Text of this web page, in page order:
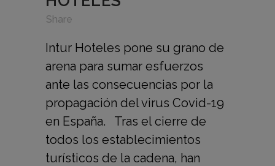
Share
Intur Hoteles pone su grano de
arena para sumar esfuerzos
ante las consecuencias por la
propagación del virus Covid-19
en España. Tras el cierre de
todos los establecimientos
turísticos de la cadena, han